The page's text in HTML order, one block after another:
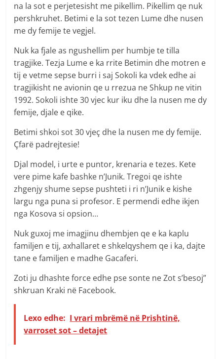
na la sot e perjetesisht me pikellim. Pikellim qe nuk
pershkruhet. Betimi e la sot tezen Lume dhe nusen
me dy femije te vegjel.
Nuk ka fjale as ngushellim per humbje te tilla
tragjike. Tezja Lume e ka rrite Betimin dhe motren e
tij e vetme sepse burri i saj Sokoli ka vdek edhe ai
tragjikisht ne avionin qe u rrezua ne Shkup ne vitin
1992. Sokoli ishte 30 vjec kur iku dhe la nusen me dy
femije, djale e qike.
Betimi shkoi sot 30 vjeç dhe la nusen me dy femije.
Çfarë padrejtesie!
Djal model, i urte e puntor, krenaria e tezes. Kete
vere pime kafe bashke n’Junik. Tregoi qe ishte
zhgenjy shume sepse pushteti i ri n’Junik e kishe
largu nga puna si profesor. E permendi edhe ikjen
nga Kosova si opsion…
Nuk guxoj me imagjinu dhembjen qe e ka kaplu
familjen e tij, axhallaret e shkelqyshem qe i ka, dajte
tane e familjen e madhe Gacaferi.
Zoti ju dhashte force edhe pse sonte ne Zot s’besoj”
shkruan Kraki në Facebook.
Lexo edhe: I vrari mbrëmë në Prishtinë,
varroset sot – detajet